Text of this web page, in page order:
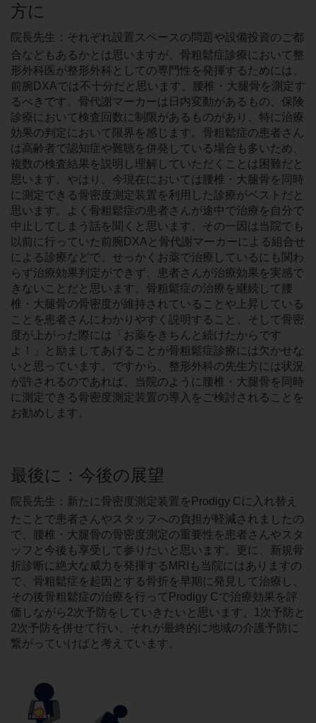
方に
院長先生：それぞれ設置スペースの問題や設備投資のご都
合などもあるかとは思いますが、骨粗鬆症診療において整
形外科医が整形外科としての専門性を発揮するためには、
前腕DXAでは不十分だと思います。腰椎・大腿骨を測定す
るべきです。骨代謝マーカーは日内変動があるもの、保険
診療において検査回数に制限があるものがあり、特に治療
効果の判定において限界を感じます。骨粗鬆症の患者さん
は高齢者で認知症や難聴を併発している場合も多いため、
複数の検査結果を説明し理解していただくことは困難だと
思います。やはり、今現在においては腰椎・大腿骨を同時
に測定できる骨密度測定装置を利用した診療がベストだと
思います。よく骨粗鬆症の患者さんが途中で治療を自分で
中止してしまう話を聞くと思います。その一因は当院でも
以前に行っていた前腕DXAと骨代謝マーカーによる組合せ
による診療などで、せっかくお薬で治療しているにも関わ
らず治療効果判定ができず、患者さんが治療効果を実感で
きないことだと思います。骨粗鬆症の治療を継続して腰
椎・大腿骨の骨密度が維持されていることや上昇している
ことを患者さんにわかりやすく説明すること、そして骨密
度が上がった際には「お薬をきちんと続けたからです
よ！」と励ましてあげることが骨粗鬆症診療には欠かせな
いと思っています。ですから、整形外科の先生方には状況
が許されるのであれば、当院のように腰椎・大腿骨を同時
に測定できる骨密度測定装置の導入をご検討されることを
お勧めします。
最後に：今後の展望
院長先生：新たに骨密度測定装置をProdigy Cに入れ替え
たことで患者さんやスタッフへの負担が軽減されましたの
で、腰椎・大腿骨の骨密度測定の重要性を患者さんやスタ
ッフと今後も享受して参りたいと思います。更に、新規骨
折診断に絶大な威力を発揮するMRIも当院にはありますの
で、骨粗鬆症を起因とする骨折を早期に発見して治療し、
その後骨粗鬆症の治療を行ってProdigy Cで治療効果を評
価しながら2次予防をしていきたいと思います。1次予防と
2次予防を併せて行い、それが最終的に地域の介護予防に
繋がっていけばと考えています。